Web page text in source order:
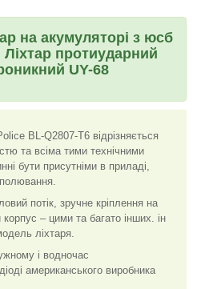
на акумуляторі з юсб
протиударний
UY-68
BL-Q2807-T6 відрізняється
та всіма тими технічними
бути присутніми в приладі,
потік, зручне кріплення на
– цими та багато інших. ін
ліхтаря.
і водночас
американського виробника